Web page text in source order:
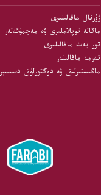
ژۇرنال ماقالىلىرى
ماقالە توپلاملىرى ۋە مەجمۇئەلەر
تور بەت ماقالىلىرى
تەرمە ماقالىلەر
ماگىستىرلىق ۋە دوكتورلۇق